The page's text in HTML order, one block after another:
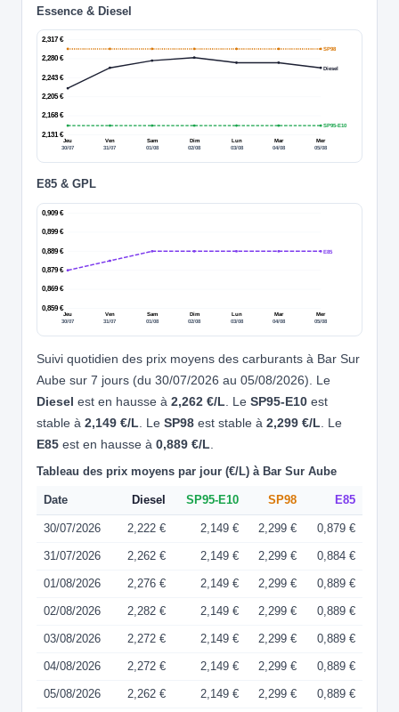
Essence & Diesel
2,131 €
2,168 €
2,205 €
2,243 €
2,280 €
2,317 €
Jeu
30/07
Ven
31/07
Sam
01/08
Dim
02/08
Lun
03/08
Mar
04/08
Mer
05/08
Diesel
SP95-E10
SP98
E85 & GPL
0,859 €
0,869 €
0,879 €
0,889 €
0,899 €
0,909 €
Jeu
30/07
Ven
31/07
Sam
01/08
Dim
02/08
Lun
03/08
Mar
04/08
Mer
05/08
E85
Suivi quotidien des prix moyens des carburants à Bar Sur
Aube sur 7 jours (du 30/07/2026 au 05/08/2026). Le
Diesel est en hausse à 2,262 €/L. Le SP95-E10 est
stable à 2,149 €/L. Le SP98 est stable à 2,299 €/L. Le
E85 est en hausse à 0,889 €/L.
Tableau des prix moyens par jour (€/L) à Bar Sur Aube
Date Diesel SP95-E10 SP98 E85
30/07/2026 2,222 € 2,149 € 2,299 € 0,879 €
31/07/2026 2,262 € 2,149 € 2,299 € 0,884 €
01/08/2026 2,276 € 2,149 € 2,299 € 0,889 €
02/08/2026 2,282 € 2,149 € 2,299 € 0,889 €
03/08/2026 2,272 € 2,149 € 2,299 € 0,889 €
04/08/2026 2,272 € 2,149 € 2,299 € 0,889 €
05/08/2026 2,262 € 2,149 € 2,299 € 0,889 €